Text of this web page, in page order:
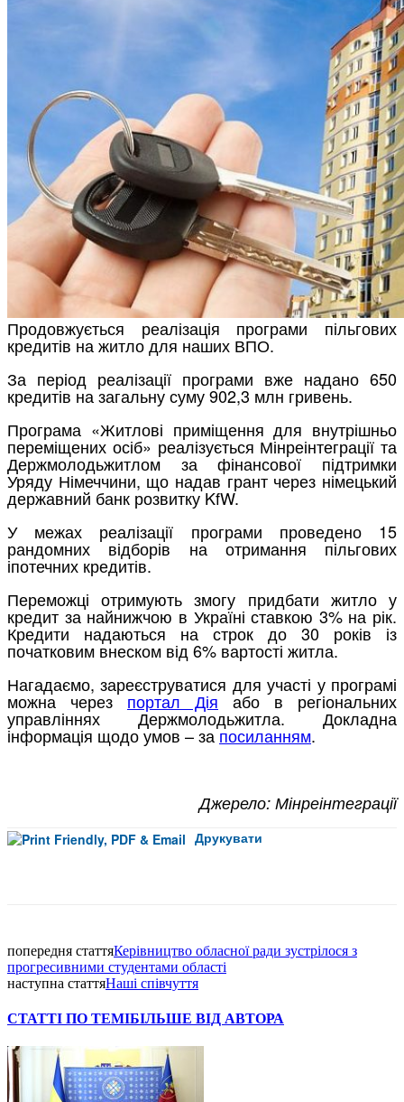
Продовжується реалізація програми пільгових
кредитів на житло для наших ВПО.
За період реалізації програми вже надано 650
кредитів на загальну суму 902,3 млн гривень.
Програма «Житлові приміщення для внутрішньо
переміщених осіб» реалізується Мінреінтеграції та
Держмолодьжитлом за фінансової підтримки
Уряду Німеччини, що надав грант через німецький
державний банк розвитку KfW.
У межах реалізації програми проведено 15
рандомних відборів на отримання пільгових
іпотечних кредитів.
Переможці отримують змогу придбати житло у
кредит за найнижчою в Україні ставкою 3% на рік.
Кредити надаються на строк до 30 років із
початковим внеском від 6% вартості житла.
Нагадаємо, зареєструватися для участі у програмі
можна через портал Дія або в регіональних
управліннях Держмолодьжитла. Докладна
інформація щодо умов – запосиланням.
Джерело: Мінреінтеграції
Друкувати
попередня статтяКерівництво обласної ради зустрілося з
прогресивними студентами області
наступна статтяНаші співчуття
СТАТТІ ПО ТЕМІБІЛЬШЕ ВІД АВТОРА